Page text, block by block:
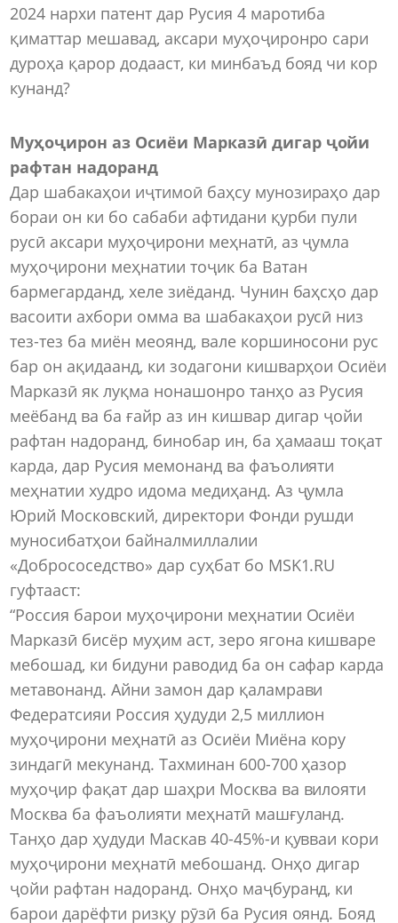
2024 нархи патент дар Русия 4 маротиба
қиматтар мешавад, аксари муҳоҷиронро сари
дуроҳа қарор додааст, ки минбаъд бояд чи кор
кунанд?
Муҳоҷирон аз Осиёи Марказӣ дигар ҷойи
рафтан надоранд
Дар шабакаҳои иҷтимоӣ баҳсу мунозираҳо дар
бораи он ки бо сабаби афтидани қурби пули
русӣ аксари муҳоҷирони меҳнатӣ, аз ҷумла
муҳоҷирони меҳнатии тоҷик ба Ватан
бармегарданд, хеле зиёданд. Чунин баҳсҳо дар
васоити ахбори омма ва шабакаҳои русӣ низ
тез-тез ба миён меоянд, вале коршиносони рус
бар он ақидаанд, ки зодагони кишварҳои Осиёи
Марказӣ як луқма нонашонро танҳо аз Русия
меёбанд ва ба ғайр аз ин кишвар дигар ҷойи
рафтан надоранд, бинобар ин, ба ҳамааш тоқат
карда, дар Русия мемонанд ва фаъолияти
меҳнатии худро идома медиҳанд. Аз ҷумла
Юрий Московский, директори Фонди рушди
муносибатҳои байналмиллалии
«Добрососедство» дар суҳбат бо MSK1.RU
гуфтааст:
“Россия барои муҳоҷирони меҳнатии Осиёи
Марказӣ бисёр муҳим аст, зеро ягона кишваре
мебошад, ки бидуни раводид ба он сафар карда
метавонанд. Айни замон дар қаламрави
Федератсияи Россия ҳудуди 2,5 миллион
муҳоҷирони меҳнатӣ аз Осиёи Миёна кору
зиндагӣ мекунанд. Тахминан 600-700 ҳазор
муҳоҷир фақат дар шаҳри Москва ва вилояти
Москва ба фаъолияти меҳнатӣ машғуланд.
Танҳо дар ҳудуди Маскав 40-45%-и қувваи кори
муҳоҷирони меҳнатӣ мебошанд. Онҳо дигар
ҷойи рафтан надоранд. Онҳо маҷбуранд, ки
барои дарёфти ризқу рӯзӣ ба Русия оянд. Бояд